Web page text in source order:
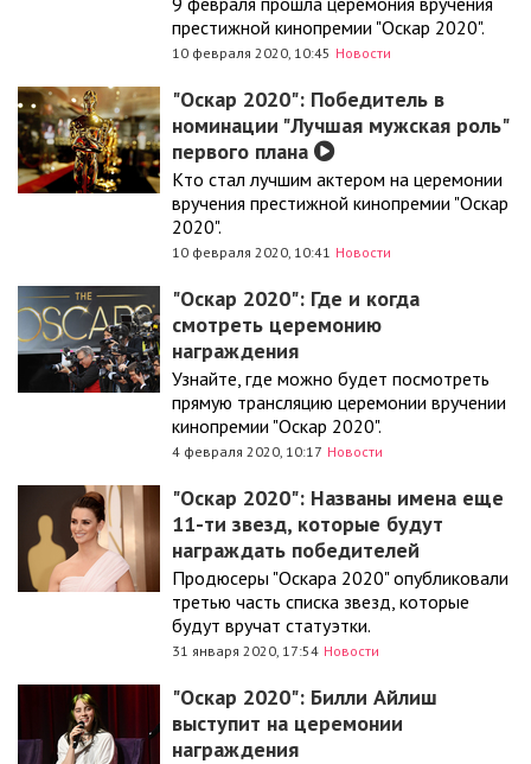
престижной кинопремии "Оскар 2020".
10 февраля 2020, 10:45 Новости
"Оскар 2020": Победитель в
номинации "Лучшая мужская роль"
первого плана
Кто стал лучшим актером на церемонии
вручения престижной кинопремии "Оскар
2020".
10 февраля 2020, 10:41 Новости
"Оскар 2020": Где и когда
смотреть церемонию
награждения
Узнайте, где можно будет посмотреть
прямую трансляцию церемонии вручении
кинопремии "Оскар 2020".
4 февраля 2020, 10:17 Новости
"Оскар 2020": Названы имена еще
11-ти звезд, которые будут
награждать победителей
Продюсеры "Оскара 2020" опубликовали
третью часть списка звезд, которые
будут вручат статуэтки.
31 января 2020, 17:54 Новости
"Оскар 2020": Билли Айлиш
выступит на церемонии
награждения